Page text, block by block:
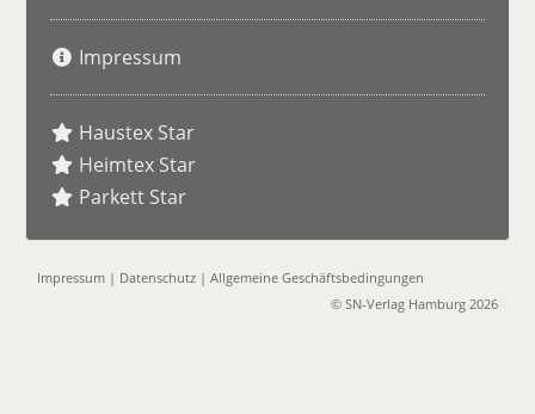
Impressum
Haustex Star
Heimtex Star
Parkett Star
Impressum | Datenschutz |Allgemeine Geschäftsbedingungen
© SN-Verlag Hamburg 2026